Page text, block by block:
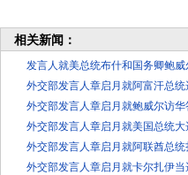
相关新闻：
发言人就美总统布什和国务卿鲍
外交部发言人章启月就阿富汗总
外交部发言人章启月就鲍威尔访华
外交部发言人章启月就美国总统
外交部发言人章启月就阿联酋总
外交部发言人章启月就卡尔扎伊